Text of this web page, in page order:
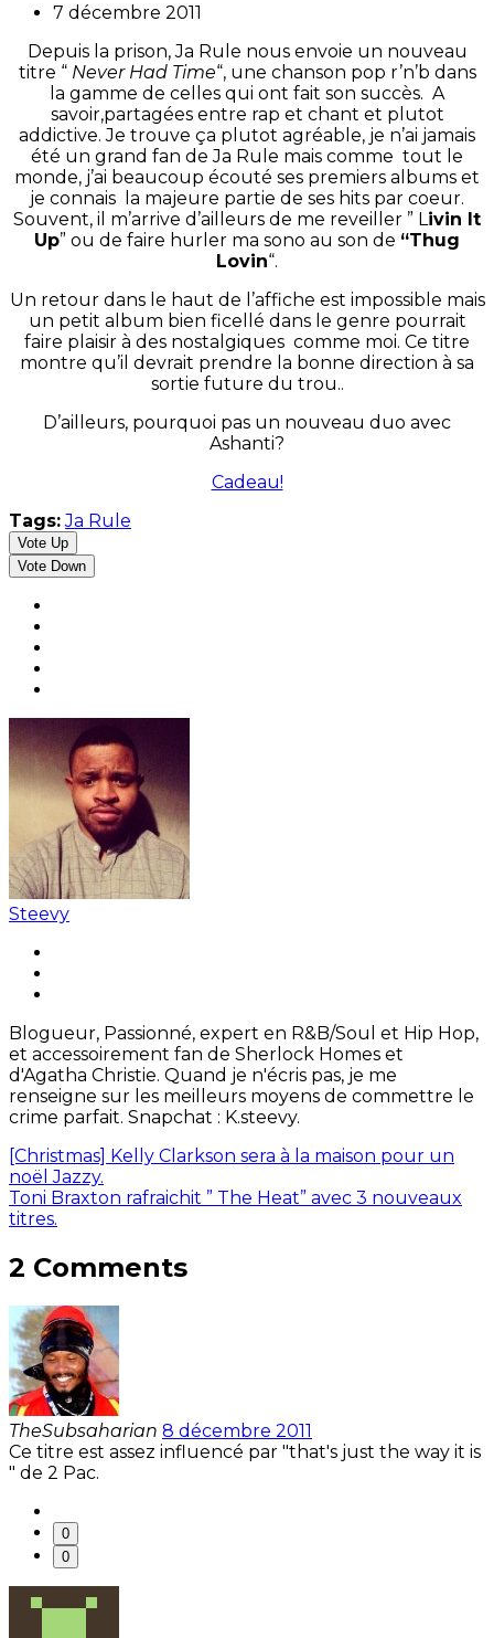
7 décembre 2011
Depuis la prison, Ja Rule nous envoie un nouveau
titre “Never Had Time“, une chanson pop r’n’b dans
la gamme de celles qui ont fait son succès. A
savoir,partagées entre rap et chant et plutot
addictive. Je trouve ça plutot agréable, je n’ai jamais
été un grand fan de Ja Rule mais comme tout le
monde, j’ai beaucoup écouté ses premiers albums et
je connais la majeure partie de ses hits par coeur.
Souvent, il m’arrive d’ailleurs de me reveiller ” Livin It
Up” ou de faire hurler ma sono au son de “Thug
Lovin“.
Un retour dans le haut de l’affiche est impossible mais
un petit album bien ficellé dans le genre pourrait
faire plaisir à des nostalgiques comme moi. Ce titre
montre qu’il devrait prendre la bonne direction à sa
sortie future du trou..
D’ailleurs, pourquoi pas un nouveau duo avec
Ashanti?
Cadeau!
Tags: Ja Rule
Vote Up
Vote Down
Steevy
Blogueur, Passionné, expert en R&B/Soul et Hip Hop,
et accessoirement fan de Sherlock Homes et
d'Agatha Christie. Quand je n'écris pas, je me
renseigne sur les meilleurs moyens de commettre le
crime parfait. Snapchat : K.steevy.
[Christmas] Kelly Clarkson sera à la maison pour un
noël Jazzy.
Toni Braxton rafraichit ” The Heat” avec 3 nouveaux
titres.
2 Comments
TheSubsaharian 8 décembre 2011
Ce titre est assez influencé par "that's just the way it is
" de 2 Pac.
0
0